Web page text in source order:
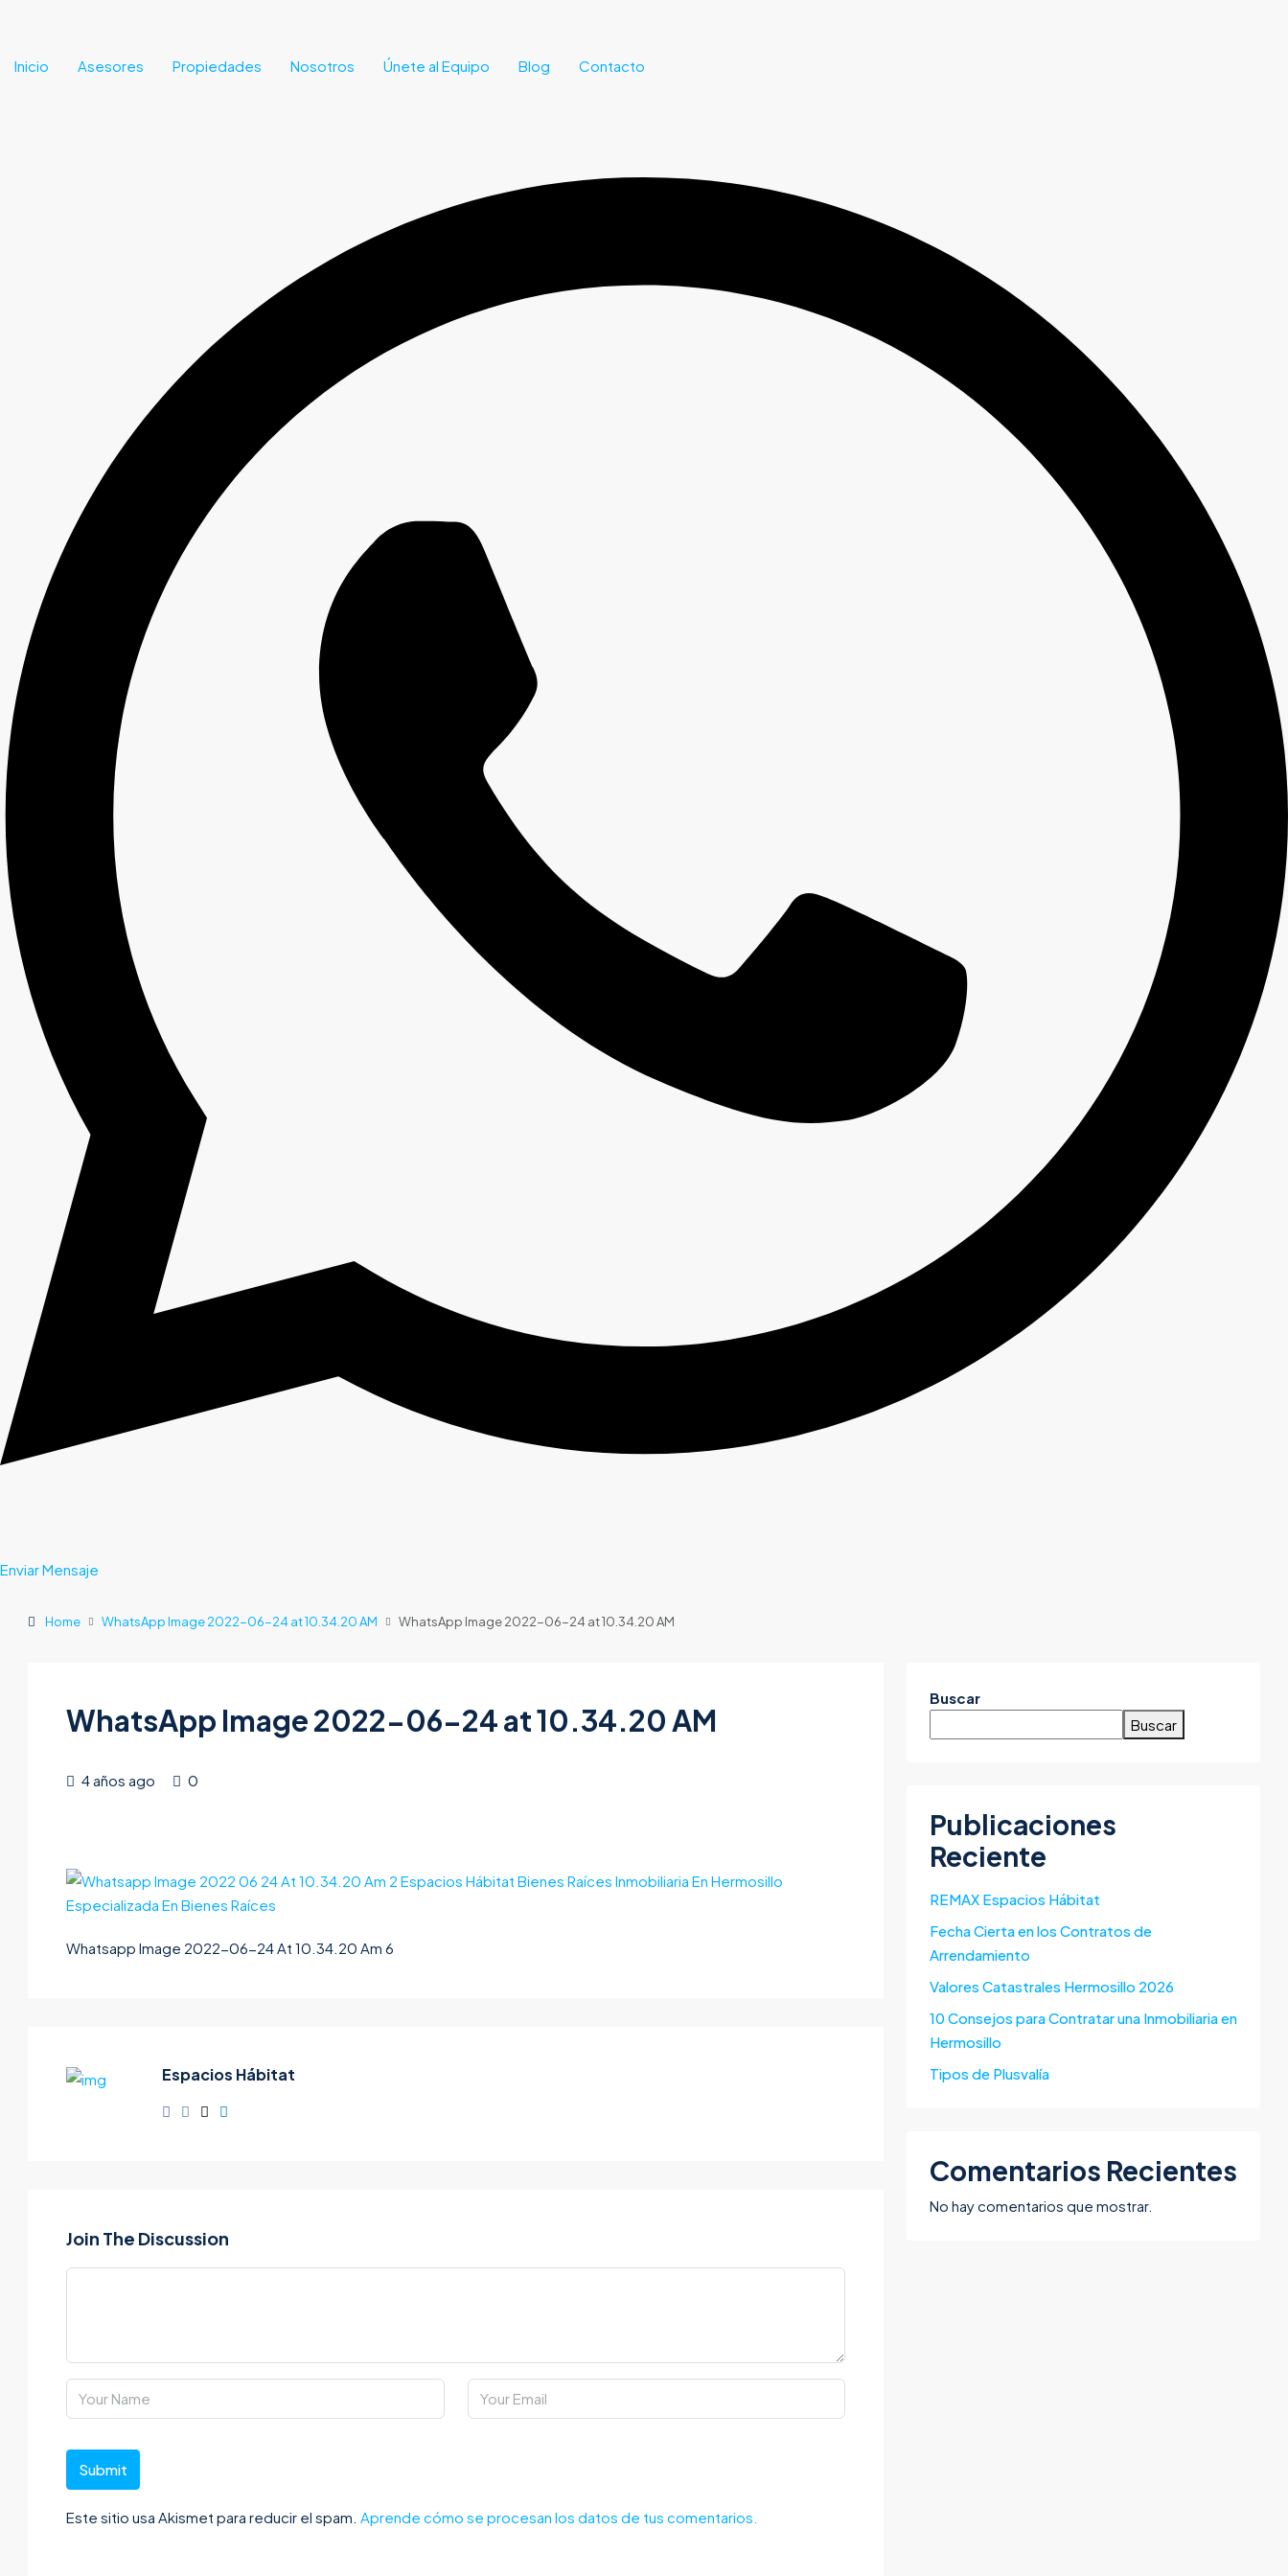
Inicio Asesores Propiedades Nosotros Únete al Equipo Blog Contacto
Enviar Mensaje
Home WhatsApp Image 2022-06-24 at 10.34.20 AM WhatsApp Image 2022-06-24 at 10.34.20 AM
WhatsApp Image 2022-06-24 at 10.34.20 AM
4 años ago 0
Whatsapp Image 2022-06-24 At 10.34.20 Am 6
Espacios Hábitat
Join The Discussion
Submit
Este sitio usa Akismet para reducir el spam. Aprende cómo se procesan los datos de tus comentarios.
Buscar
Buscar
Publicaciones
Reciente
REMAX Espacios Hábitat
Fecha Cierta en los Contratos de
Arrendamiento
Valores Catastrales Hermosillo 2026
10 Consejos para Contratar una Inmobiliaria en
Hermosillo
Tipos de Plusvalía
Comentarios Recientes
No hay comentarios que mostrar.